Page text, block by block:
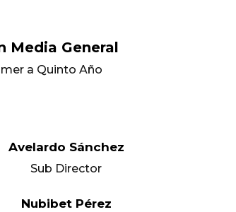
Media General
a Quinto Año
Avelardo Sánchez
Sub Director
Nubibet Pérez